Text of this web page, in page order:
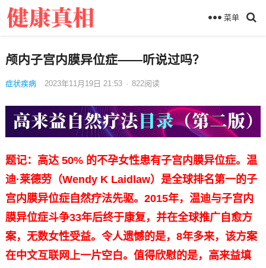
菜单
颅内子宫内膜异位症——听说过吗？
症状疾病 2023年11月19日 21:53 · 822阅读
题记：高达 50% 的不孕女性患有子宫内膜异位症。温
迪·莱德劳（Wendy K Laidlaw）是全球排名第一的子
宫内膜异位症自然疗法先驱。2015年，温迪与子宫内
膜异位症斗争33年后终于康复，并在全球推广自愈方
案，无数女性受益。令人遗憾的是，8年多来，该方案
在中文互联网上一片空白。值得欣慰的是，高来益填